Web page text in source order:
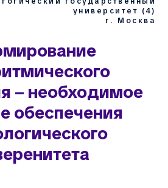
университет (4)
г. Москва
– необходимое
обеспечения